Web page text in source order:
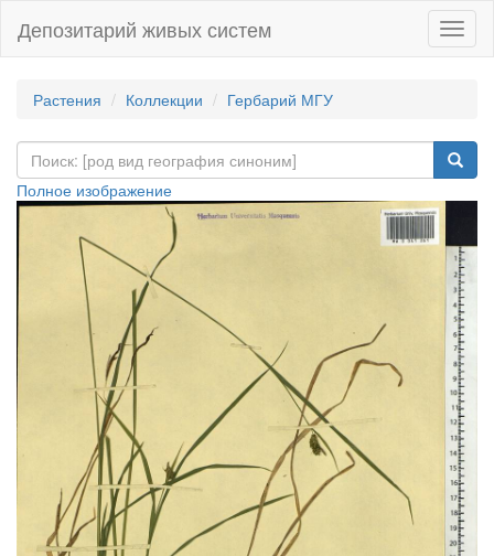
Депозитарий живых систем
Растения Коллекции Гербарий МГУ
Полное изображение